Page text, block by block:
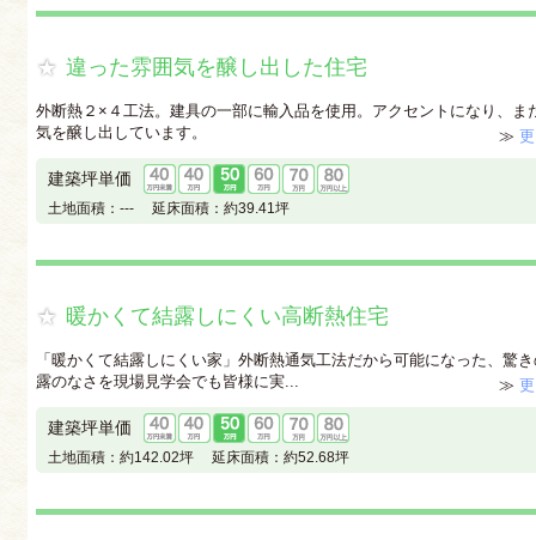
違った雰囲気を醸し出した住宅
外断熱２×４工法。建具の一部に輸入品を使用。アクセントになり、ま
気を醸し出しています。
≫
建築坪単価
土地面積： --- 延床面積： 約39.41坪
暖かくて結露しにくい高断熱住宅
「暖かくて結露しにくい家」外断熱通気工法だから可能になった、驚
露のなさを現場見学会でも皆様に実...
≫
建築坪単価
土地面積： 約142.02坪 延床面積： 約52.68坪